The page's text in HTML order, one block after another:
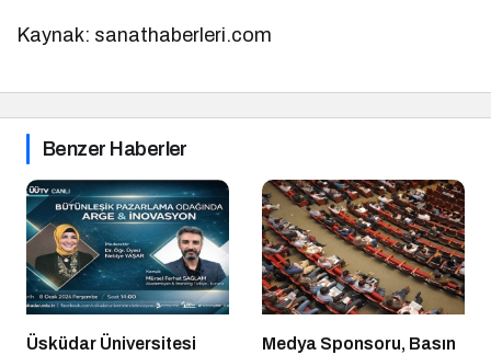
Kaynak: sanathaberleri.com
Benzer Haberler
Üsküdar Üniversitesi
Medya Sponsoru, Basın